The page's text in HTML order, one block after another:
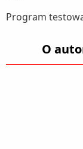
Program
O